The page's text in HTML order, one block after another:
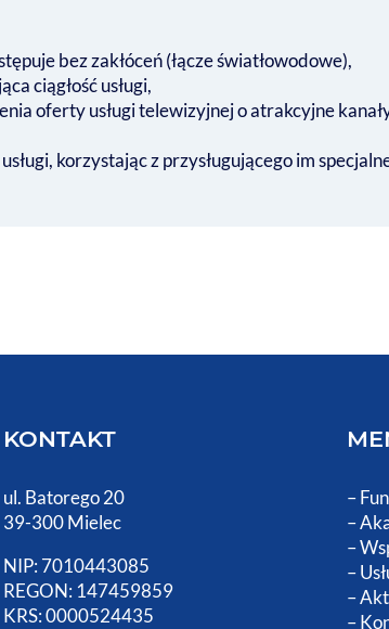
bez zakłóceń (łącze światłowodowe),
ciągłość usługi,
oferty usługi telewizyjnej o atrakcyjne
korzystając z przysługującego im
KONTAKT
ul. Batorego 20
39-300 Mielec
NIP: 7010443085
REGON: 147459859
KRS: 0000524435
–
–
–
–
–
–